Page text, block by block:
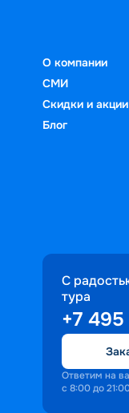
О компании
СМИ
Скидки и акции
Блог
С
тура
+7
Ответим на
с 8:00 до